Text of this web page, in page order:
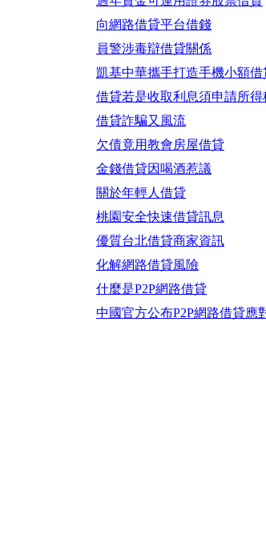
向網路借貸平台借錢
員警涉毒辯借貸關係
凱基中華攜手打造手機小額借
借貸若是收取利息須申請所得
借貸詐騙又風流
欠債竟用教會房屋借貸
金錢借貸因喝酒惹議
關於年輕人借貸
桃園安全快速借貸訊息
優質台北借貸商家資訊
化解網路借貸風險
什麼是P2P網路借貸
中國官方公布P2P網路借貸應